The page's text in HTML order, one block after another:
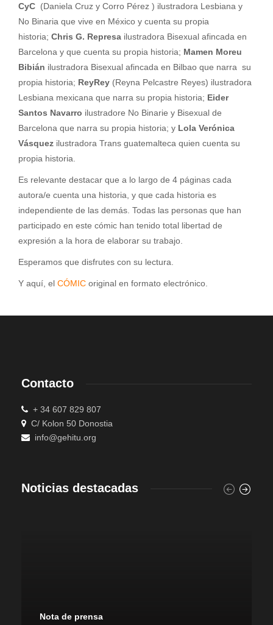
CyC (Daniela Cruz y Corro Pérez ) ilustradora Lesbiana y
No Binaria que vive en México y cuenta su propia
historia; Chris G. Represa ilustradora Bisexual afincada en
Barcelona y que cuenta su propia historia; Mamen Moreu
Bibián ilustradora Bisexual afincada en Bilbao que narra su
propia historia; ReyRey (Reyna Pelcastre Reyes) ilustradora
Lesbiana mexicana que narra su propia historia; Eider
Santos Navarro ilustradore No Binarie y Bisexual de
Barcelona que narra su propia historia; y Lola Verónica
Vásquez ilustradora Trans guatemalteca quien cuenta su
propia historia.
Es relevante destacar que a lo largo de 4 páginas cada
autora/e cuenta una historia, y que cada historia es
independiente de las demás. Todas las personas que han
participado en este cómic han tenido total libertad de
expresión a la hora de elaborar su trabajo.
Esperamos que disfrutes con su lectura.
Y aquí, el CÓMIC original en formato electrónico.
Contacto
+ 34 607 829 807
C/ Kolon 50 Donostia
info@gehitu.org
Noticias destacadas
Nota de prensa